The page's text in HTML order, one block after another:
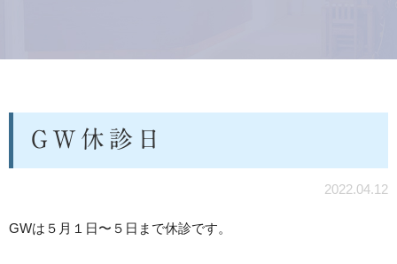
GW休診日
2022.04.12
GWは５月１日〜５日まで休診です。